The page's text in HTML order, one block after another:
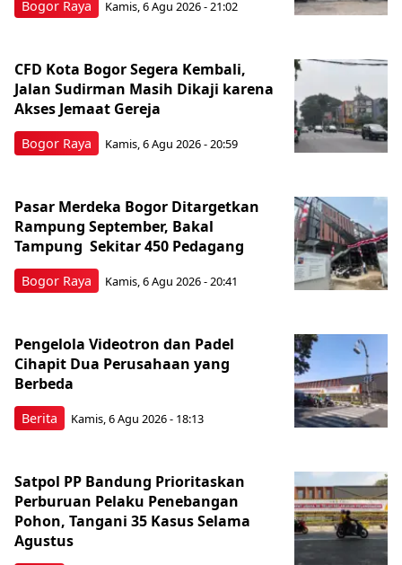
Bogor Raya Kamis, 6 Agu 2026 - 21:02
Bogor Raya
CFD Kota Bogor Segera Kembali,
Jalan Sudirman Masih Dikaji karena
Akses Jemaat Gereja
Kamis, 6 Agu 2026 - 20:59
Bogor Raya
Pasar Merdeka Bogor Ditargetkan
Rampung September, Bakal
Tampung Sekitar 450 Pedagang
Kamis, 6 Agu 2026 - 20:41
Berita
Pengelola Videotron dan Padel
Cihapit Dua Perusahaan yang
Berbeda
Kamis, 6 Agu 2026 - 18:13
Satpol PP Bandung Prioritaskan
Perburuan Pelaku Penebangan
Pohon, Tangani 35 Kasus Selama
Agustus